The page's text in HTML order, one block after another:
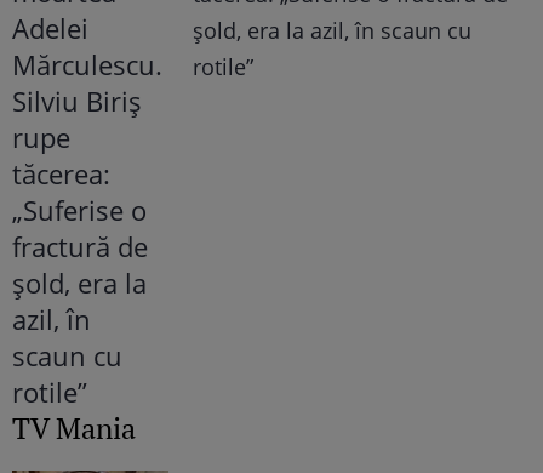
șold, era la azil, în scaun cu
rotile”
TV Mania